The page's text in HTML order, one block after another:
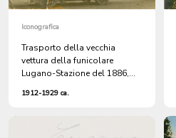
Iconografica
Trasporto della vecchia
vettura della funicolare
Lugano-Stazione del 1886,
1912-1929 ca.